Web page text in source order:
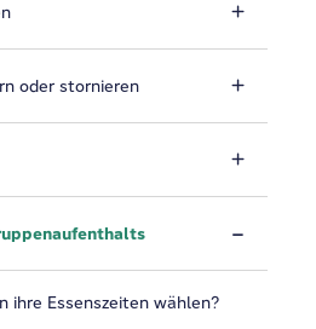
oder stornieren
ihre Essenszeiten wählen?